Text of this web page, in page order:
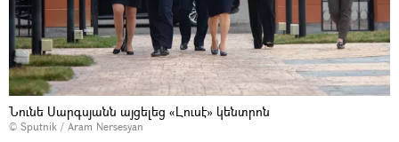
Նունե Սարգսյանն այցելեց «Լուսէ» կենտրոն
© Sputnik / Aram Nersesyan